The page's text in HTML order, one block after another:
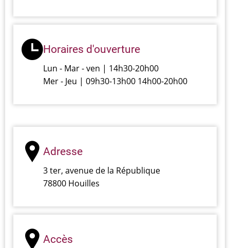
Horaires d'ouverture
Lun - Mar - ven | 14h30-20h00
Mer - Jeu | 09h30-13h00 14h00-20h00
Adresse
3 ter, avenue de la République
78800 Houilles
Accès